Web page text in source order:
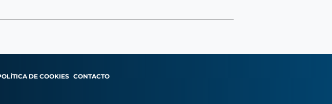
DE COOKIES CONTACTO